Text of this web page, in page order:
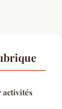
activités